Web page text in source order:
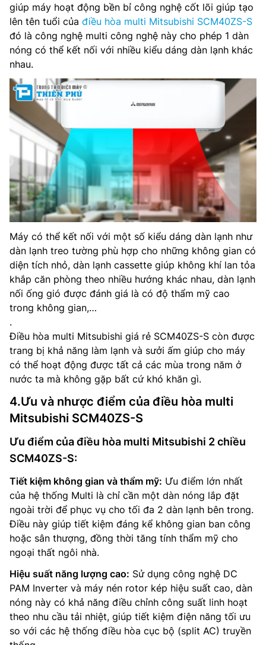
giúp máy hoạt động bền bỉ công nghệ cốt lõi giúp tạo
lên tên tuổi của điều hòa multi Mitsubishi SCM40ZS-S
đó là công nghệ multi công nghệ này cho phép 1 dàn
nóng có thể kết nối với nhiều kiểu dáng dàn lạnh khác
nhau.
Máy có thể kết nối với một số kiểu dáng dàn lạnh như
dàn lạnh treo tường phù hợp cho những không gian có
diện tích nhỏ, dàn lạnh cassette giúp không khí lan tỏa
khắp căn phòng theo nhiều hướng khác nhau, dàn lạnh
nối ống gió được đánh giá là có độ thẩm mỹ cao
trong không gian,…
.
Điều hòa multi Mitsubishi giá rẻ SCM40ZS-S còn được
trang bị khả năng làm lạnh và sưởi ấm giúp cho máy
có thể hoạt động được tất cả các mùa trong năm ở
nước ta mà không gặp bất cứ khó khăn gì.
4.Ưu và nhược điểm của điều hòa multi
Mitsubishi SCM40ZS-S
Ưu điểm của điều hòa multi Mitsubishi 2 chiều
SCM40ZS-S:
Tiết kiệm không gian và thẩm mỹ: Ưu điểm lớn nhất
của hệ thống Multi là chỉ cần một dàn nóng lắp đặt
ngoài trời để phục vụ cho tối đa 2 dàn lạnh bên trong.
Điều này giúp tiết kiệm đáng kể không gian ban công
hoặc sân thượng, đồng thời tăng tính thẩm mỹ cho
ngoại thất ngôi nhà.
Hiệu suất năng lượng cao: Sử dụng công nghệ DC
PAM Inverter và máy nén rotor kép hiệu suất cao, dàn
nóng này có khả năng điều chỉnh công suất linh hoạt
theo nhu cầu tải nhiệt, giúp tiết kiệm điện năng tối ưu
so với các hệ thống điều hòa cục bộ (split AC) truyền